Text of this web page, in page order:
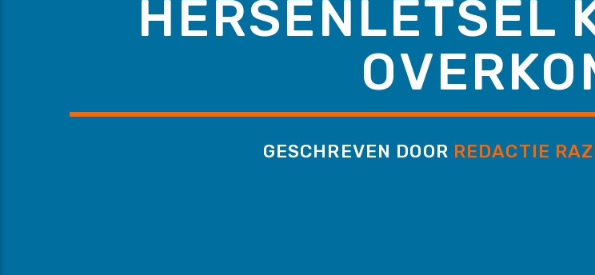
HERSENLETSEL
GESCHREVEN DOOR REDACTIE